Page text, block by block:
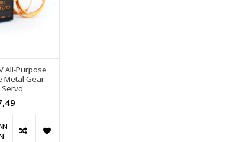
All-Purpose
Metal Gear
Servo